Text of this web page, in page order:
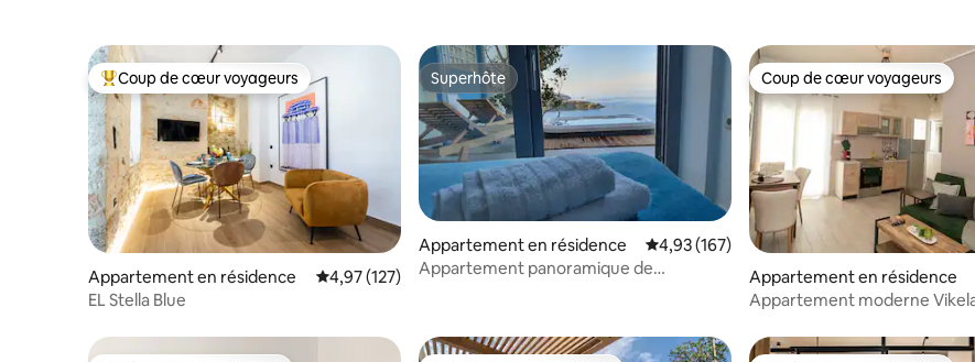
Coups de cœur voyageurs les plus appréciés
Coup de cœur voyageurs
Appartement en résidence Évaluation moyenne sur la base de 127 commentaires : 4,97 sur 5
4,97 (127)
EL Stella Blue
Superhôte
Superhôte
Appartement en résidence Évaluation moyenne sur la base de 167
4,93 (167)
Appartement panoramique de
Coup de cœur voyageurs
Coup de cœur voyageurs
Appartement en résidence
Appartement moderne